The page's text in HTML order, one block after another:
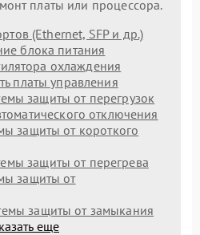
платы или процессора.
(Ethernet, SFP и др.)
блока питания
охлаждения
платы управления
защиты от перегрузок
отключения
защиты от короткого
защиты от перегрева
защиты от
защиты от замыкания
еще